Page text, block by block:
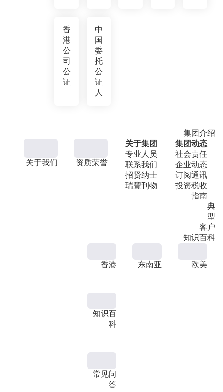
香
港
公
司
公
证
中
国
委
托
公
证
人
集团介绍
关于我们 资质荣誉
关于集团
专业人员
联系我们
招贤纳士
瑞豐刊物
集团动态
社会责任
企业动态
订阅通讯
投资税收
指南
典
型
客户
知识百科
香港 东南亚 欧美
知识百
科
常见问
答